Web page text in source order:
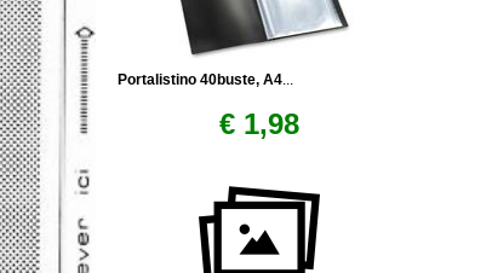
Portalistino 40buste, A4...
€ 1,98